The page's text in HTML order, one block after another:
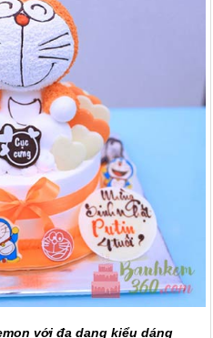
với đa dạng kiểu dáng